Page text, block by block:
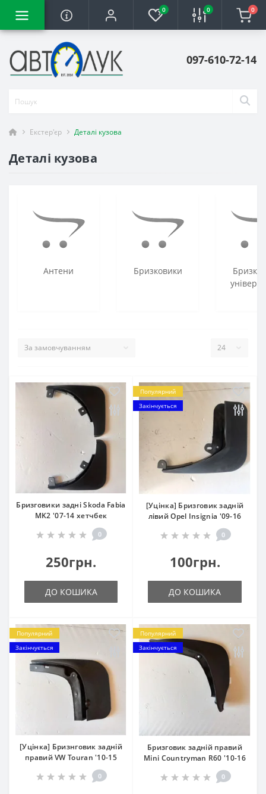
0 0 0
097-610-72-14
Екстер'єр Деталі кузова
Деталі кузова
Антени Бризковики
Бризговики задні Skoda Fabia
MK2 '07-14 хетчбек
0
250грн.
ДО КОШИКА
Популярний
Закінчується
[Уцінка] Бризговик задній
лівий Opel Insignia '09-16
0
100грн.
ДО КОШИКА
Популярний
Закінчується
[Уцінка] Бризнговик задній
правий VW Touran '10-15
0
Популярний
Закінчується
Бризговик задній правий
Mini Countryman R60 '10-16
0